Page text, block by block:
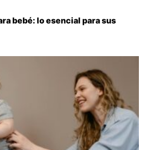
bebé: lo esencial para sus